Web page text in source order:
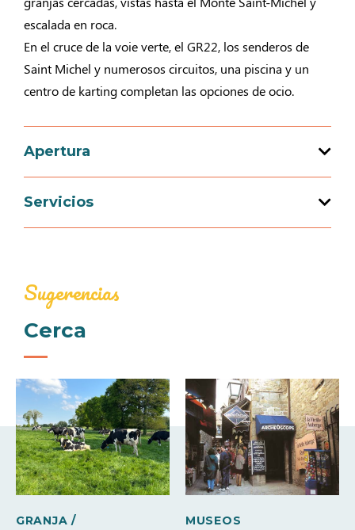
escalada en roca.
En el cruce de la voie verte, el GR22, los senderos de
Saint Michel y numerosos circuitos, una piscina y un
centro de karting completan las opciones de ocio.
Apertura
Apertura del 01 enero 2026 al 31 diciembre
2026
Servicios
Sugerencias
Cerca
GRANJA /
MUSEOS